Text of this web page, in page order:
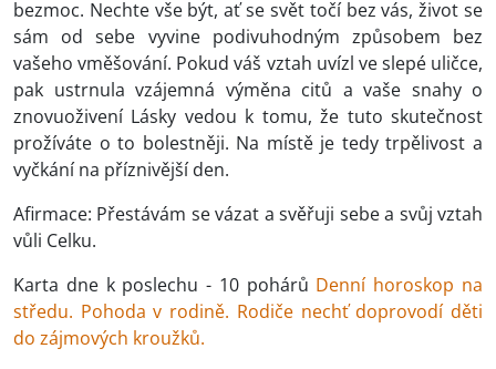
bezmoc. Nechte vše být, ať se svět točí bez vás, život se
sám od sebe vyvine podivuhodným způsobem bez
vašeho vměšování. Pokud váš vztah uvízl ve slepé uličce,
pak ustrnula vzájemná výměna citů a vaše snahy o
znovuoživení Lásky vedou k tomu, že tuto skutečnost
prožíváte o to bolestněji. Na místě je tedy trpělivost a
vyčkání na příznivější den.
Afirmace: Přestávám se vázat a svěřuji sebe a svůj vztah
vůli Celku.
Karta dne k poslechu - 10 pohárů Denní horoskop na
středu. Pohoda v rodině. Rodiče nechť doprovodí děti
do zájmových kroužků.